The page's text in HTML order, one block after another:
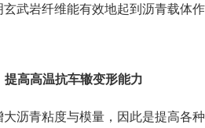
玄武岩纤维能有效地起到 沥青载体作
提高高温抗车辙变形能力
大沥青粘度与模量，因此是提高各种